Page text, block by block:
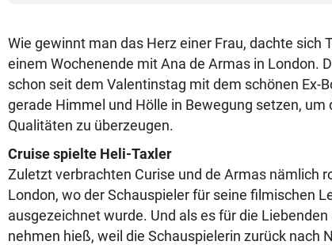
Wie gewinnt man das Herz einer Frau, dachte sich
einem Wochenende mit Ana de Armas in London.
schon seit dem Valentinstag mit dem schönen Ex-
gerade Himmel und Hölle in Bewegung setzen, um
Qualitäten zu überzeugen.
Cruise spielte Heli-Taxler
Zuletzt verbrachten Curise und de Armas nämlich
London, wo der Schauspieler für seine filmischen
ausgezeichnet wurde. Und als es für die
nehmen hieß, weil die Schauspielerin zurück nach